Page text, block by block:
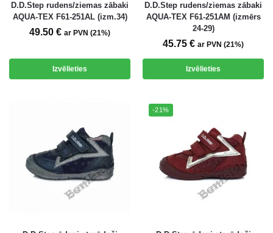
D.D.Step rudens/ziemas zābaki
AQUA-TEX F61-251AL (izm.34)
49.50 € ar PVN (21%)
Izvēlieties
D.D.Step rudens/ziemas zābaki
AQUA-TEX F61-251AM (izmērs
24-29)
45.75 € ar PVN (21%)
Izvēlieties
-21%